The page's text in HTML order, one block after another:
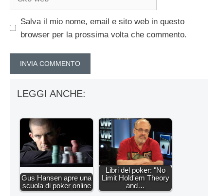
Salva il mio nome, email e sito web in questo
browser per la prossima volta che commento.
LEGGI ANCHE:
Gus Hansen apre una
scuola di poker online
Libri del poker: "No
Limit Hold'em Theory
and…